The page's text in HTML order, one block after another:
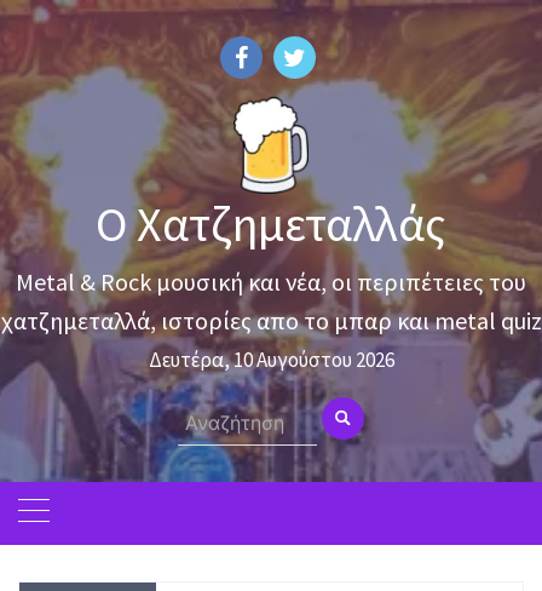
Skip
content
Ο Χατζημεταλλάς
Metal & Rock μουσική και νέα, οι περιπέτειες του
χατζημεταλλά, ιστορίες απο το μπαρ και metal quiz
Δευτέρα, 10 Αυγούστου 2026
Search
for: